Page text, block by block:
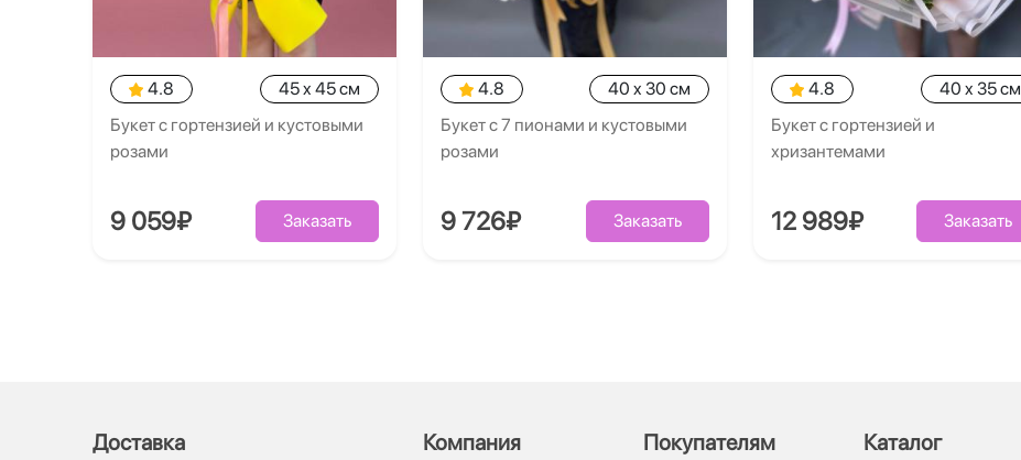
4.8
45 x 45 см
Букет с гортензией и кустовыми
розами
9 059₽ Заказать
4.8
40 x 30 см
Букет с 7 пионами и кустовыми
розами
9 726₽ Заказать
4.8
40 x 35 см
Букет с гортензией и
хризантемами
12 989₽ Заказать
Доставка Компания Покупателям Каталог